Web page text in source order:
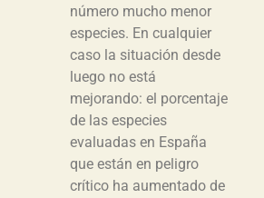
número mucho menor
especies. En cualquier
caso la situación desde
luego no está
mejorando: el porcentaje
de las especies
evaluadas en España
que están en peligro
crítico ha aumentado de